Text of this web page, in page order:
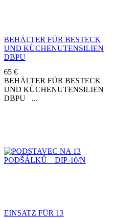
BEHÄLTER FÜR BESTECK
UND KÜCHENUTENSILIEN
DBPU
65 €
BEHÄLTER FÜR BESTECK
UND KÜCHENUTENSILIEN
DBPU
EINSATZ FÜR 13